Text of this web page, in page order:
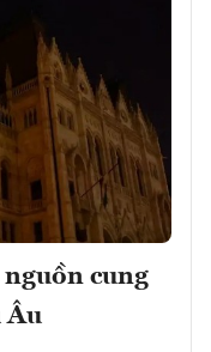
cung
Âu